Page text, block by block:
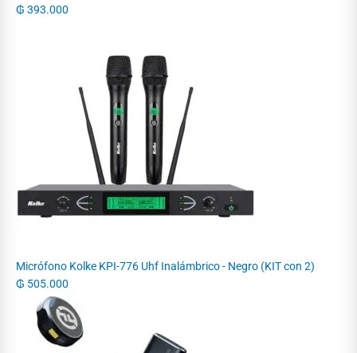
₲ 393.000
Micrófono Kolke KPI-776 Uhf Inalámbrico - Negro (KIT con 2)
₲ 505.000